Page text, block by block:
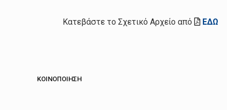
Κατεβάστε το Σχετικό Αρχείο από ΕΔΩ
ΚΟΙΝΟΠΟΊΗΣΗ